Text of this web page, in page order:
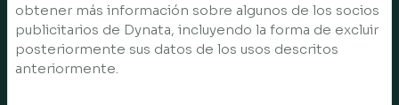
obtener más información sobre algunos de los socios
publicitarios de Dynata, incluyendo la forma de excluir
posteriormente sus datos de los usos descritos
anteriormente.